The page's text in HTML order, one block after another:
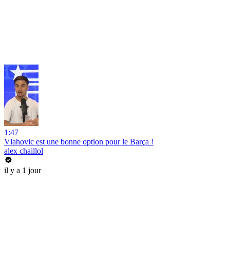
1:47
Vlahovic est une bonne option pour le Barça !
alex chaillol
il y a 1 jour